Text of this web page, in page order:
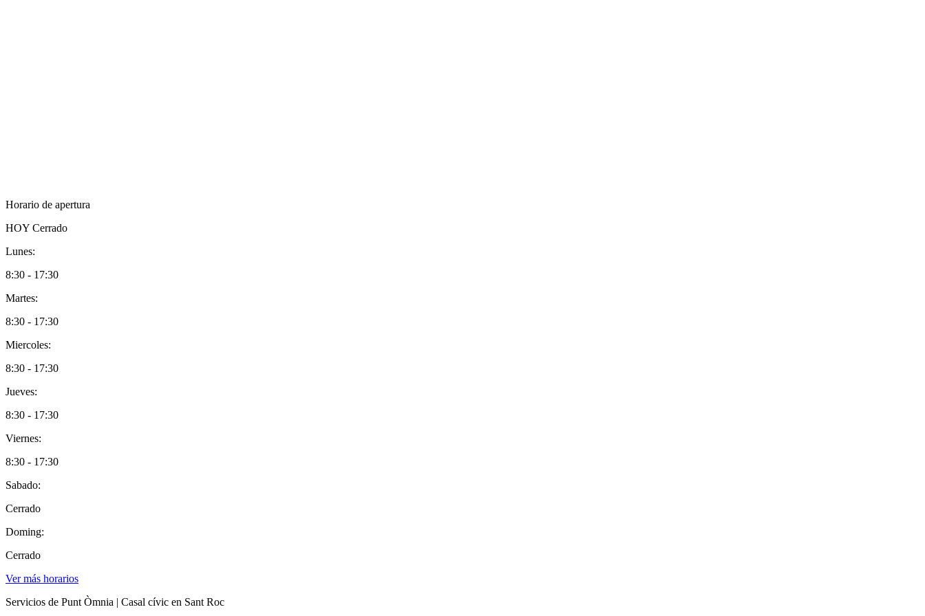
Horario de apertura
HOY Cerrado
Lunes:
8:30 - 17:30
Martes:
8:30 - 17:30
Miercoles:
8:30 - 17:30
Jueves:
8:30 - 17:30
Viernes:
8:30 - 17:30
Sabado:
Cerrado
Doming:
Cerrado
Ver más horarios
Servicios de Punt Òmnia | Casal cívic en Sant Roc